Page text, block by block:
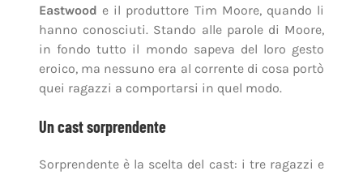
Eastwood e il produttore Tim Moore, quando li
hanno conosciuti. Stando alle parole di Moore,
in fondo tutto il mondo sapeva del loro gesto
eroico, ma nessuno era al corrente di cosa portò
quei ragazzi a comportarsi in quel modo.
Un cast sorprendente
Sorprendente è la scelta del cast: i tre ragazzi e